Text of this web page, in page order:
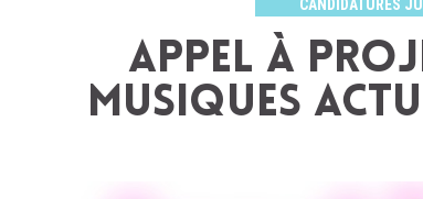
CANDIDATURES
APPEL À
MUSIQUES